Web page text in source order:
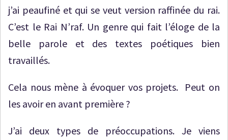
j’ai peaufiné et qui se veut version raffinée du rai.
C’est le Rai N’raf. Un genre qui fait l’éloge de la
belle parole et des textes poétiques bien
travaillés.
Cela nous mène à évoquer vos projets. Peut on
les avoir en avant première ?
J’ai deux types de préoccupations. Je viens